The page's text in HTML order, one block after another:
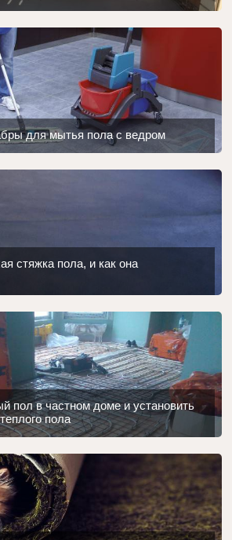
для мытья пола с ведром
стяжка пола, и как она
пол в частном доме и установить
пола